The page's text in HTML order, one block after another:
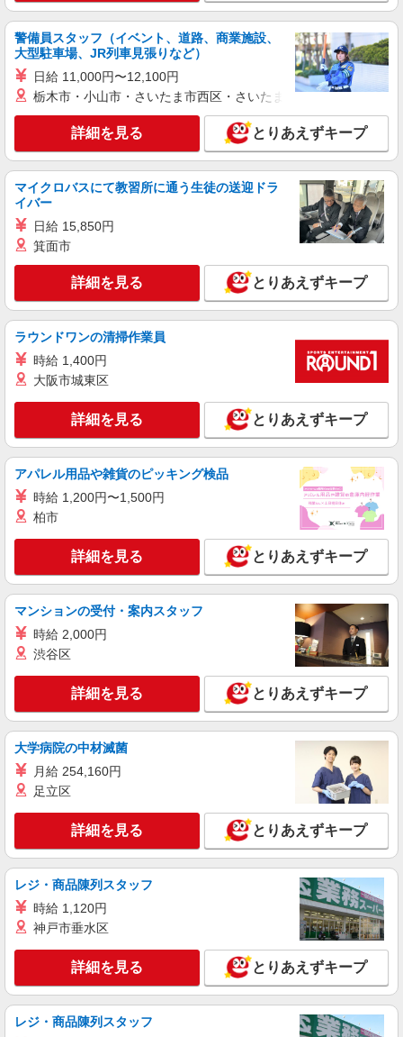
報酬：出来高制 報酬額（消費税抜き）： ・事
業所一括面談(対面) 1日：10,000円〜14,716円 ・
個別訪問(対面) 1件：4,286円〜5,239円 ・遠隔面
談 1件：1,500〜1,691円 ・電話支援 1件：
1,000円〜1,429円 ・ICTメール支援 1件：500円
※上記金額に消費税を加えた金額をお支払いいた
します ※交通費・電話代は弊社負担。その他、支
援内容により細則あり。
【活動エリア】愛知県名古屋市中区及びその周
辺
キープ 詳細を見る
株式会社トラストグロース 中部支社
有料老人ホーム内での看護業務全般
給与詳細 ※経験・資格考慮します！ 派遣時
キープ 詳細を見る
警備員スタッフ（イベント、道路、商業施設、
大型駐車場、JR列車見張りなど）
日給 11,000円〜12,100円
栃木市・小山市・さいたま市西区・さいたま市岩槻区・久喜市・
詳細を見る とりあえずキープ
マイクロバスにて教習所に通う生徒の送迎ドラ
イバー
日給 15,850円
箕面市
詳細を見る とりあえずキープ
ラウンドワンの清掃作業員
時給 1,400円
大阪市城東区
詳細を見る とりあえずキープ
アパレル用品や雑貨のピッキング検品
時給 1,200円〜1,500円
柏市
詳細を見る とりあえずキープ
マンションの受付・案内スタッフ
時給 2,000円
渋谷区
詳細を見る とりあえずキープ
大学病院の中材滅菌
月給 254,160円
足立区
詳細を見る とりあえずキープ
レジ・商品陳列スタッフ
時給 1,120円
神戸市垂水区
詳細を見る とりあえずキープ
レジ・商品陳列スタッフ